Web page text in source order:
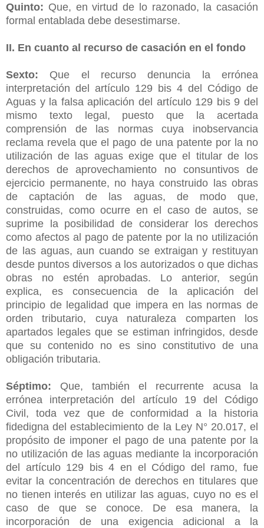
Quinto: Que, en virtud de lo razonado, la casación
formal entablada debe desestimarse.
II. En cuanto al recurso de casación en el fondo
Sexto: Que el recurso denuncia la errónea
interpretación del artículo 129 bis 4 del Código de
Aguas y la falsa aplicación del artículo 129 bis 9 del
mismo texto legal, puesto que la acertada
comprensión de las normas cuya inobservancia
reclama revela que el pago de una patente por la no
utilización de las aguas exige que el titular de los
derechos de aprovechamiento no consuntivos de
ejercicio permanente, no haya construido las obras
de captación de las aguas, de modo que,
construidas, como ocurre en el caso de autos, se
suprime la posibilidad de considerar los derechos
como afectos al pago de patente por la no utilización
de las aguas, aun cuando se extraigan y restituyan
desde puntos diversos a los autorizados o que dichas
obras no estén aprobadas. Lo anterior, según
explica, es consecuencia de la aplicación del
principio de legalidad que impera en las normas de
orden tributario, cuya naturaleza comparten los
apartados legales que se estiman infringidos, desde
que su contenido no es sino constitutivo de una
obligación tributaria.
Séptimo: Que, también el recurrente acusa la
errónea interpretación del artículo 19 del Código
Civil, toda vez que de conformidad a la historia
fidedigna del establecimiento de la Ley N° 20.017, el
propósito de imponer el pago de una patente por la
no utilización de las aguas mediante la incorporación
del artículo 129 bis 4 en el Código del ramo, fue
evitar la concentración de derechos en titulares que
no tienen interés en utilizar las aguas, cuyo no es el
caso de que se conoce. De esa manera, la
incorporación de una exigencia adicional a la